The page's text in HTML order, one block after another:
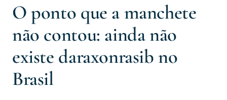
O ponto que a manchete
não contou: ainda não
existe daraxonrasib no
Brasil